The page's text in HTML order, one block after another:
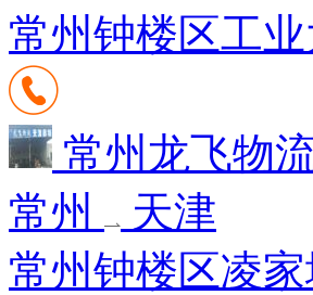
常州钟楼区工
常州龙飞物
常州
天津
常州钟楼区凌